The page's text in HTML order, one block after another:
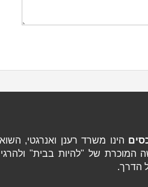
הינו משרד רענן ואנרגטי, השואף
המוכרת של "להיות בבית" ולהרגיש